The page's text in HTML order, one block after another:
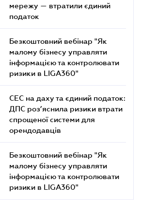
мережу — втратили єдиний
податок
Безкоштовний вебінар "Як
малому бізнесу управляти
інформацією та контролювати
ризики в LIGA360"
СЕС на даху та єдиний податок:
ДПС роз’яснила ризики втрати
спрощеної системи для
орендодавців
Безкоштовний вебінар "Як
малому бізнесу управляти
інформацією та контролювати
ризики в LIGA360"